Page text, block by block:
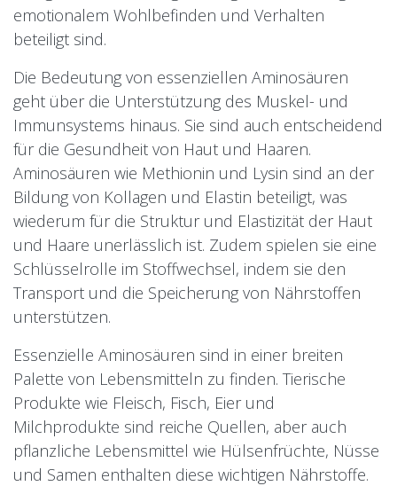
emotionalem Wohlbefinden und Verhalten
beteiligt sind.
Die Bedeutung von essenziellen Aminosäuren
geht über die Unterstützung des Muskel- und
Immunsystems hinaus. Sie sind auch entscheidend
für die Gesundheit von Haut und Haaren.
Aminosäuren wie Methionin und Lysin sind an der
Bildung von Kollagen und Elastin beteiligt, was
wiederum für die Struktur und Elastizität der Haut
und Haare unerlässlich ist. Zudem spielen sie eine
Schlüsselrolle im Stoffwechsel, indem sie den
Transport und die Speicherung von Nährstoffen
unterstützen.
Essenzielle Aminosäuren sind in einer breiten
Palette von Lebensmitteln zu finden. Tierische
Produkte wie Fleisch, Fisch, Eier und
Milchprodukte sind reiche Quellen, aber auch
pflanzliche Lebensmittel wie Hülsenfrüchte, Nüsse
und Samen enthalten diese wichtigen Nährstoffe.